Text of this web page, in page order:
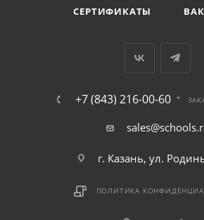
СЕРТИФИКАТЫ
+7 (843) 216-00-60
г. Казань, ул.
ПОЛИТИКА